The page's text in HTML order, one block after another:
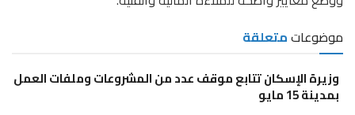
موضوعاتمتعلقة
وزيرة الإسكان تتابع موقف عدد من المشروعات وملفات العمل
بمدينة 15 مايو